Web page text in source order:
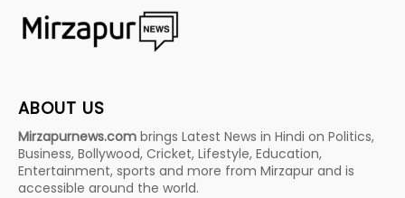
ABOUT US
Mirzapurnews.com brings Latest News in Hindi on Politics,
Business, Bollywood, Cricket, Lifestyle, Education,
Entertainment, sports and more from Mirzapur and is
accessible around the world.